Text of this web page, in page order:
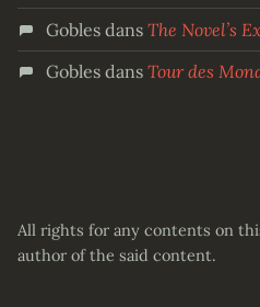
Goblesdans The Novel’s
Goblesdans Tour des
All rights for any contents on
author of the said content.